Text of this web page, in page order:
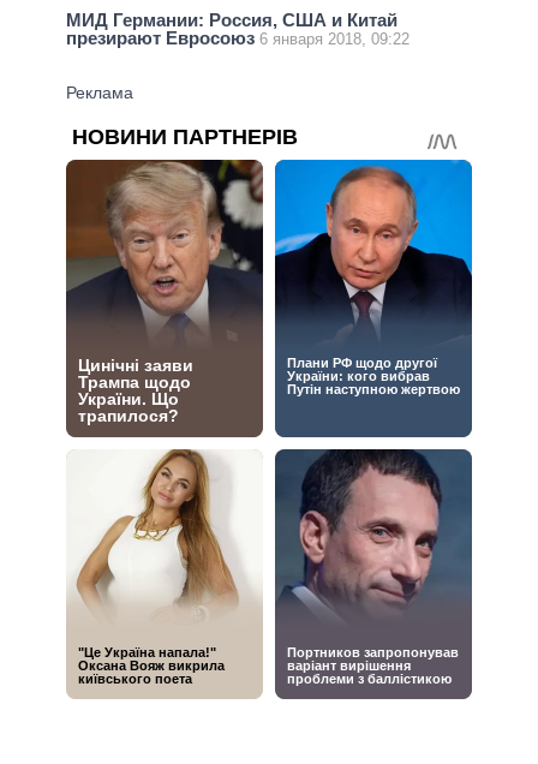
МИД Германии: Россия, США и Китай
презирают Евросоюз 6 января 2018, 09:22